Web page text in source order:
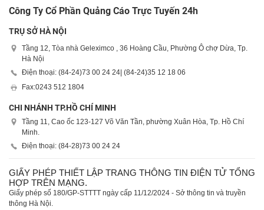
Công Ty Cổ Phần Quảng Cáo Trực Tuyến 24h
TRỤ SỞ HÀ NỘI
Tầng 12, Tòa nhà Geleximco , 36 Hoàng Cầu, Phường Ô chợ Dừa, Tp.
Hà Nội
Điện thoại: (84-24)73 00 24 24| (84-24)35 12 18 06
Fax:0243 512 1804
CHI NHÁNH TP.HỒ CHÍ MINH
Tầng 11, Cao ốc 123-127 Võ Văn Tần, phường Xuân Hòa, Tp. Hồ Chí
Minh.
Điện thoại: (84-28)73 00 24 24
GIẤY PHÉP THIẾT LẬP TRANG THÔNG TIN ĐIỆN TỬ TỔNG
HỢP TRÊN MẠNG.
Giấy phép số 180/GP-STTTT ngày cấp 11/12/2024 - Sở thông tin và truyền
thông Hà Nội.